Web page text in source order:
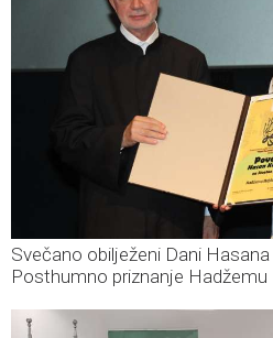
Svečano obilježeni Dani
Posthumno priznanje Hadžemu